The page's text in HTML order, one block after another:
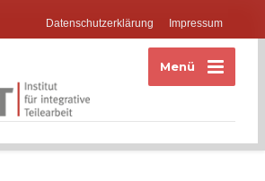
Datenschutzerklärung Impressum
Menü